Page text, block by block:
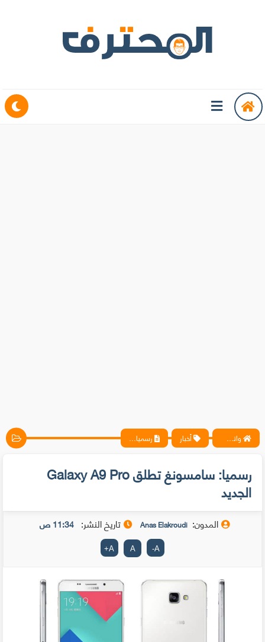
واتس آب ، فيسبوك ، أنترنت ، شروحات تقنية حصرية - المحترف أخبار رسميا: سامسونغ تطلق Galaxy A9 Pro الجديد
رسميا: سامسونغ تطلق Galaxy A9 Pro
الجديد
المدون: Anas Elakroudi تاريخ النشر: 11:34 ص
A
-
A
A
+